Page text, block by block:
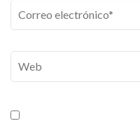
Correo
electrónico*
Web